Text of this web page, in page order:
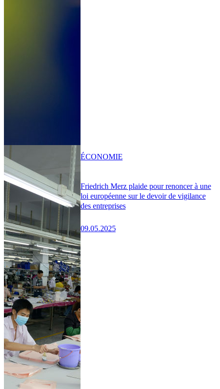
Friedrich Merz plaide pour renoncer à une
loi européenne sur le devoir de vigilance
des entreprises
09.05.2025
ÉCONOMIE